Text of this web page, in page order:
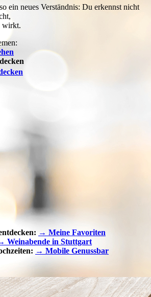
ein neues Verständnis: Du erkennst nicht
wirkt.
→ Meine Favoriten
Weinabende in Stuttgart
→ Mobile Genussbar